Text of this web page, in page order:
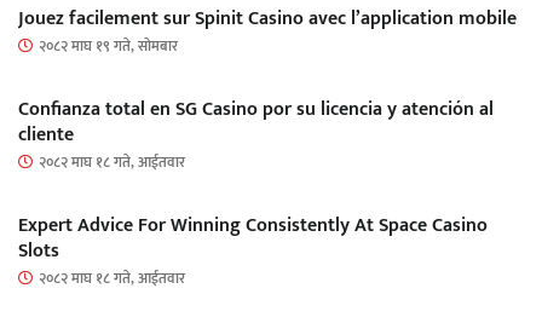
Jouez facilement sur Spinit Casino avec l’application mobile
२०८२ माघ १९ गते, सोमबार
Confianza total en SG Casino por su licencia y atención al
cliente
२०८२ माघ १८ गते, आईतवार
Expert Advice For Winning Consistently At Space Casino
Slots
२०८२ माघ १८ गते, आईतवार